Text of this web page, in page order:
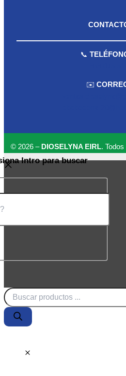
📞
✉️
© 2026 – DIOSELYNA EIRL.
Intro para buscar
Búsqueda
de
productos